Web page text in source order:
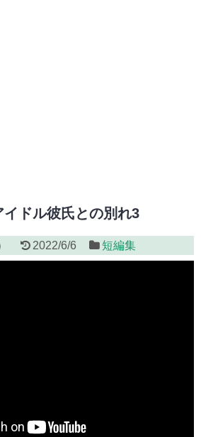
イドル彼氏との別れ3
2022/6/6 短編集